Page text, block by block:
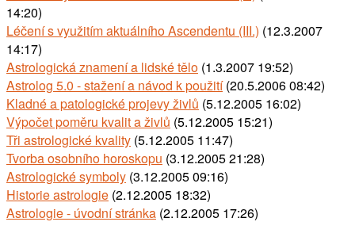
14:20)
Léčení s využitím aktuálního Ascendentu (III.) (12.3.2007
14:17)
Astrologická znamení a lidské tělo (1.3.2007 19:52)
Astrolog 5.0 - stažení a návod k použití(20.5.2006 08:42)
Kladné a patologické projevy živlů (5.12.2005 16:02)
Výpočet poměru kvalit a živlů (5.12.2005 15:21)
Tři astrologické kvality (5.12.2005 11:47)
Tvorba osobního horoskopu (3.12.2005 21:28)
Astrologické symboly (3.12.2005 09:16)
Historie astrologie (2.12.2005 18:32)
Astrologie - úvodní stránka (2.12.2005 17:26)